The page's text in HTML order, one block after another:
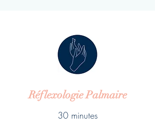
Réflexologie Palmaire
30 minutes